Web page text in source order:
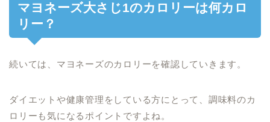
マヨネーズ大さじ1のカロリーは何カロ
リー？
続いては、マヨネーズのカロリーを確認していきます。
ダイエットや健康管理をしている方にとって、調味料のカ
ロリーも気になるポイントですよね。